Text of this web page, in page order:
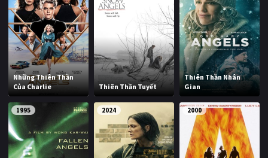
Những Thiên Thần
Của Charlie
Thiên Thần Tuyết
Thiên Thần Nhân
Gian
1995 2024 2000